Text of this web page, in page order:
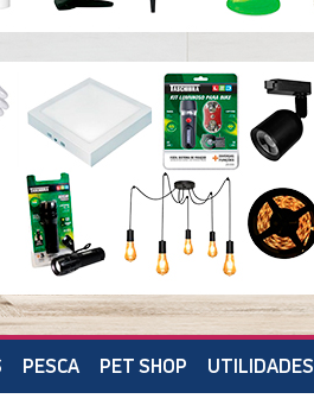
PESCA PET SHOP UTILIDADES